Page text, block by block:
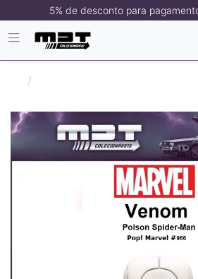
5% de desconto para